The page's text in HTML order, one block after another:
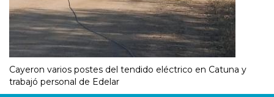
Cayeron varios postes del tendido eléctrico en Catuna y
trabajó personal de Edelar